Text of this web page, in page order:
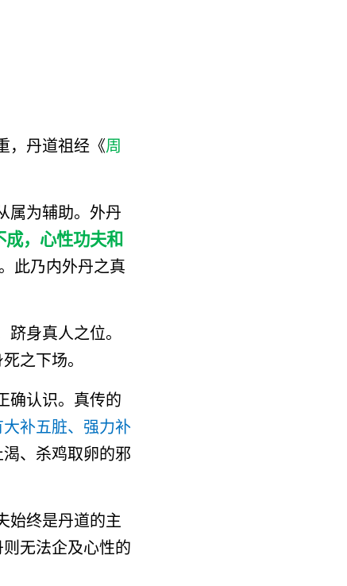
，丹道祖经《周
属为辅助。外丹
成，心性功夫和
此乃内外丹之真
跻身真人之位。
之下场。
确认识。真传的
补五脏、强力补
、杀鸡取卵的邪
始终是丹道的主
无法企及心性的